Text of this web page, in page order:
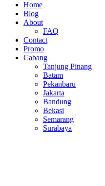
Home
Blog
About
FAQ
Contact
Promo
Cabang
Tanjung Pinang
Batam
Pekanbaru
Jakarta
Bandung
Bekasi
Semarang
Surabaya